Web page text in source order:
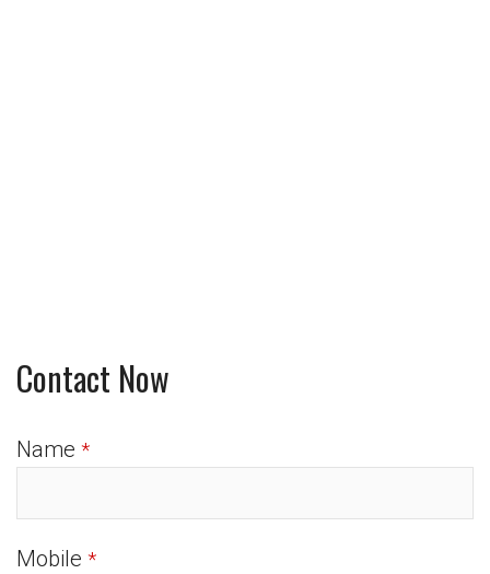
Contact Now
Name *
Mobile *